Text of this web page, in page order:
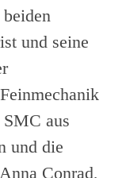
und seine
aus
und die
Conrad,